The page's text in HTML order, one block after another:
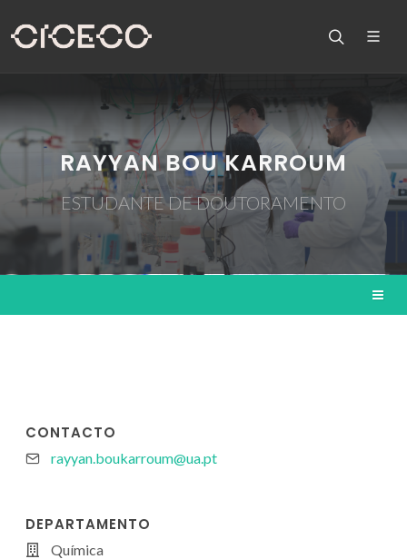
RAYYAN BOU KARROUM
ESTUDANTE DE DOUTORAMENTO
CONTACTO
rayyan.boukarroum@ua.pt
DEPARTAMENTO
Química